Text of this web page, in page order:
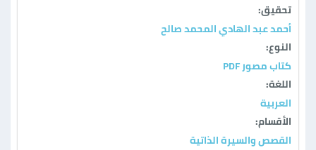
تحقيق:
أحمد عبد الهادي المحمد صالح
النوع:
كتاب مصور PDF
اللغة:
العربية
الأقسام:
القصص والسيرة الذاتية